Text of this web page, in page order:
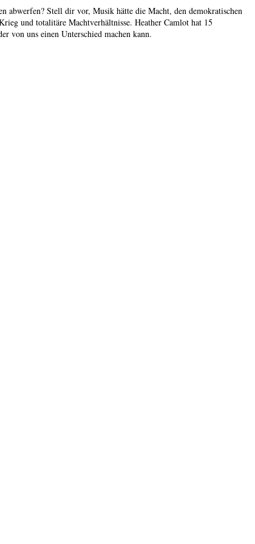
abwerfen? Stell dir vor, Musik hätte die Macht, den demokratischen
und totalitäre Machtverhältnisse. Heather Camlot hat 15
von uns einen Unterschied machen kann.